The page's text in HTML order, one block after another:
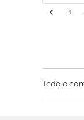
1
Todo o